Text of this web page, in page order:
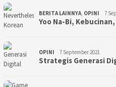
BERITA LAINNYA, OPINI 7
Yoo Na-Bi,
OPINI 7 September 2021
Strategis Generasi